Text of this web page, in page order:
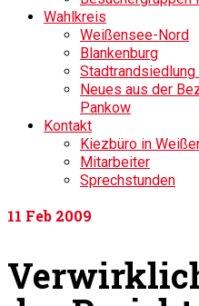
Wahlkreis
Weißensee-Nord
Blankenburg
Neues aus der
Pankow
Kontakt
Kiezbüro in
Mitarbeiter
Sprechstunden
11 Feb 2009